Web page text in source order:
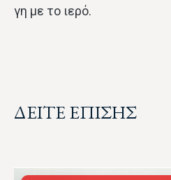
γη με το ιερό.
ΔΕΙΤΕ ΕΠΙΣΗΣ